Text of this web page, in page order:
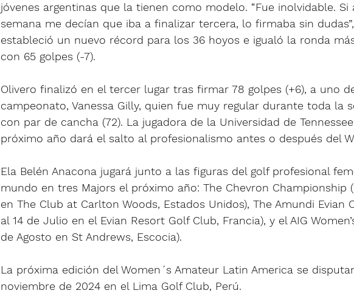
jóvenes argentinas que la tienen como modelo. “Fue inolvidable. Si
semana me decían que iba a finalizar tercera, lo firmaba sin
estableció un nuevo récord para los 36 hoyos e igualó la ronda
con 65 golpes (-7).
Olivero finalizó en el tercer lugar tras firmar 78 golpes (+6), a uno
campeonato, Vanessa Gilly, quien fue muy regular durante toda la
con par de cancha (72). La jugadora de la Universidad de
próximo año dará el salto al profesionalismo antes o después del
Ela Belén Anacona jugará junto a las figuras del golf profesional
mundo en tres Majors el próximo año: The Chevron Championship
en The Club at Carlton Woods, Estados Unidos), The Amundi Evian
al 14 de Julio en el Evian Resort Golf Club, Francia), y el AIG
de Agosto en St Andrews, Escocia).
La próxima edición del Women´s Amateur Latin America se
noviembre de 2024 en el Lima Golf Club, Perú.